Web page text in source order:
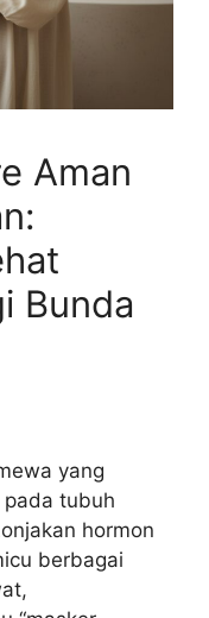
Aman
Bunda
yang
tubuh
hormon
berbagai